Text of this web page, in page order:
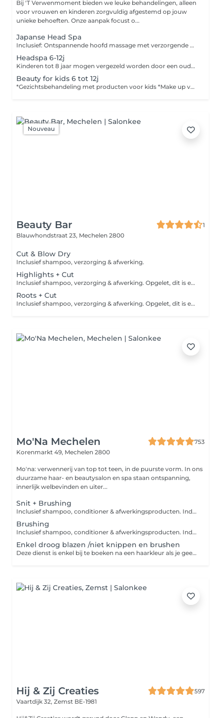
Bij 'T Verwenmoment bieden we leuke behandelingen, alleen
voor vrouwen en kinderen zorgvuldig afgestemd op jouw
unieke behoeften. Onze aanpak focust o...
Japanse Head Spa
Inclusief: Ontspannende hoofd massage met verzorgende producten + het haar losdrogen.
Headspa 6-12j
Kinderen tot 8 jaar mogen vergezeld worden door een ouder, oudere kinderen worden na de behandeling opgehaald.
Beauty for kids 6 tot 12j
*Gezichtsbehandeling met producten voor kids *Make up voor kids *kids ouder dan 8 jaar na de behandeling terug ophalen. *kids jonger dan 8 jaar toegestaan met 1 begeleider.
Nouveau
Beauty Bar
1
Blauwhondstraat 23, Mechelen 2800
Cut & Blow Dry
Inclusief shampoo, verzorging & afwerking.
Highlights + Cut
Inclusief shampoo, verzorging & afwerking. Opgelet, dit is een vanaf prijs. Afhankelijk van de lengte en dikte van het haar, kan er een supplement kleur worden aangerekend in het salon.
Roots + Cut
Inclusief shampoo, verzorging & afwerking. Opgelet, dit is een vanaf prijs. Afhankelijk van de lengte en dikte van het haar, kan er een supplement kleur worden aangerekend in het salon.
Mo'Na Mechelen
753
Korenmarkt 49, Mechelen 2800
Mo'na: verwennerij van top tot teen, in de puurste vorm. In ons
duurzame haar- en beautysalon en spa staan ontspanning,
innerlijk welbevinden en uiter...
Snit + Brushing
Inclusief shampoo, conditioner & afwerkingsproducten. Indien u een intensievere verzorging wenst, gelieve deze apart bij te boeken bij de categorie "Hair - Aveda Verzorging". Wens je geen brushing mag je dat vermelden bij opmerkingen.
Brushing
Inclusief shampoo, conditioner & afwerkingsproducten. Indien u een intensievere verzorging wenst, gelieve deze apart bij te boeken bij de categorie "Hair - Aveda Verzorging".
Enkel droog blazen /niet knippen en brushen
Deze dienst is enkel bij te boeken na een haarkleur als je geen brushing wenst
Hij & Zij Creaties
597
Vaartdijk 32, Zemst BE-1981